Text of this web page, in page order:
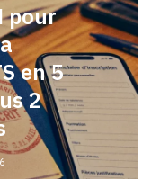
pour
en 5
2